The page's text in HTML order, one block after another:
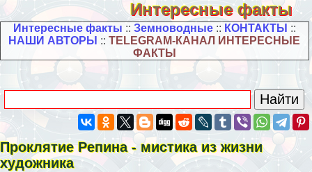
Интересные факты
Интересные факты :: Земноводные:: КОНТАКТЫ ::
НАШИ АВТОРЫ ::TELEGRAM-КАНАЛ ИНТЕРЕСНЫЕ
ФАКТЫ
Проклятие Репина - мистика из жизни
художника